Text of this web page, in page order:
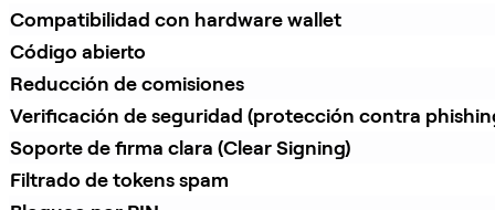
Compatibilidad con hardware wallet
Código abierto
Reducción de comisiones
Verificación de seguridad (protección contra
Soporte de firma clara (Clear Signing)
Filtrado de tokens spam